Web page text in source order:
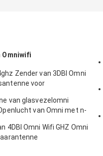
Omniwifi
Zender van 3DBI Omni
voor
van glasvezelomni
van Omni met n-
4DBI Omni Wifi GHZ Omni